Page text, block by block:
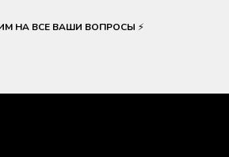
НА ВСЕ ВАШИ ВОПРОСЫ ⚡